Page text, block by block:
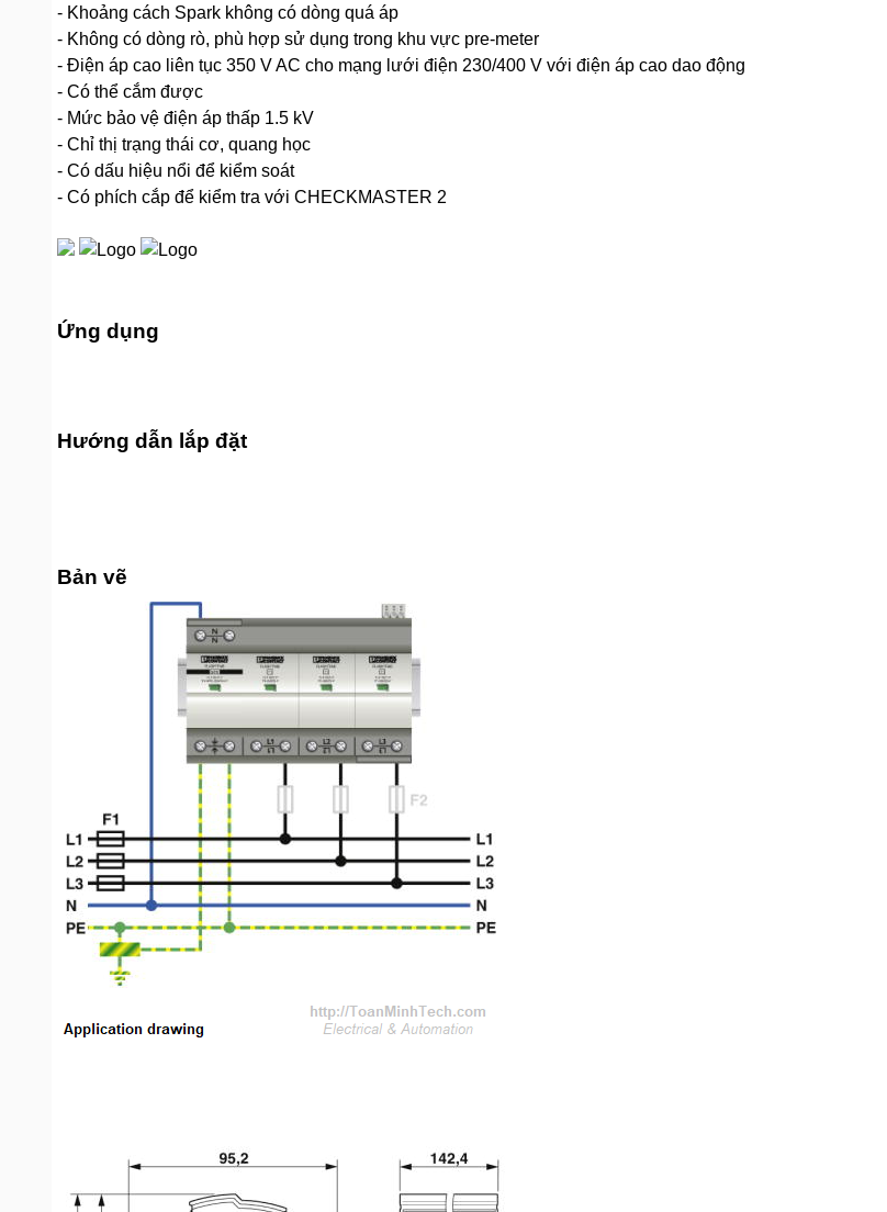
- Khoảng cách Spark không có dòng quá áp
- Không có dòng rò, phù hợp sử dụng trong khu vực pre-meter
- Điện áp cao liên tục 350 V AC cho mạng lưới điện 230/400 V với điện áp cao dao động
- Có thể cắm được
- Mức bảo vệ điện áp thấp 1.5 kV
- Chỉ thị trạng thái cơ, quang học
- Có dấu hiệu nổi để kiểm soát
- Có phích cắp để kiểm tra với CHECKMASTER 2
Ứng dụng
Hướng dẫn lắp đặt
Bản vẽ